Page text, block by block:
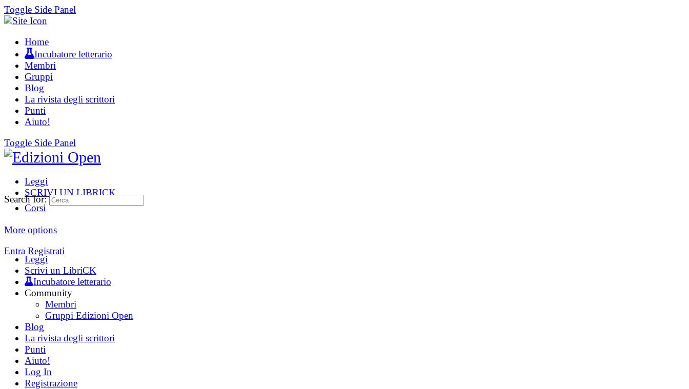
Toggle Side Panel
Home
Incubatore letterario
Membri
Gruppi
Blog
La rivista degli scrittori
Punti
Aiuto!
Toggle Side Panel
Leggi
SCRIVI UN LIBRICK
Corsi
More options
Entra Registrati
Search for:
Leggi
Scrivi un LibriCK
Incubatore letterario
Community
Membri
Gruppi Edizioni Open
Blog
La rivista degli scrittori
Punti
Aiuto!
Log In
Registrazione